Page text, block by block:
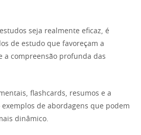
seja realmente eficaz, é
de estudo que favoreçam a
a compreensão profunda das
flashcards, resumos e a
de abordagens que podem
dinâmico.